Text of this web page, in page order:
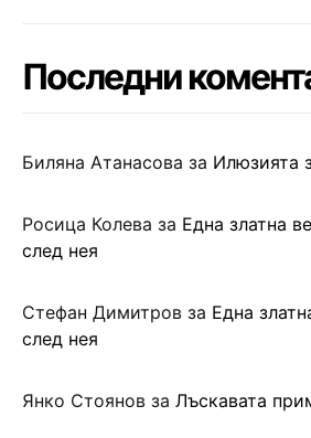
Последни
Биляна Атанасова за Илюзията
Росица Колева за Една златна
след нея
Стефан Димитров за Една
след нея
Янко Стоянов за Лъскавата